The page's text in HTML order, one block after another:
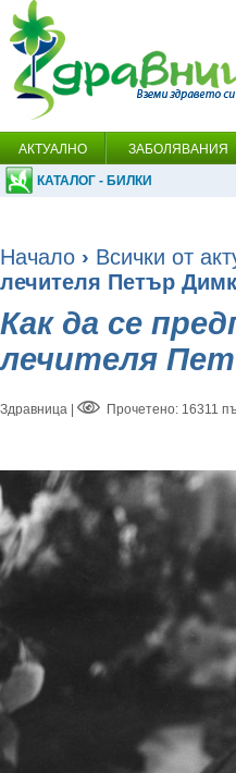
АКТУАЛНО ЗАБОЛЯВАНИЯ
КАТАЛОГ - БИЛКИ
Начало › Всички от
лечителя Петър
Как да се
лечителя
Здравница Прочетено: 16311